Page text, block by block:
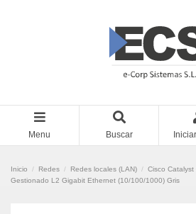
Menu Buscar
Inicio Redes Redes locales (LAN)
Cisco Catalyst
Gestionado L2 Gigabit Ethernet (10/100/1000) Gris